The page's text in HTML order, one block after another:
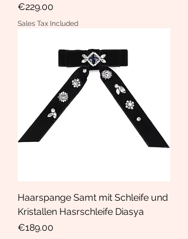
Price
€229.00
Sales Tax Included
Haarspange Samt mit Schleife und
Kristallen Hasrschleife Diasya
Price
€189.00